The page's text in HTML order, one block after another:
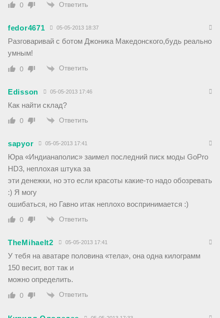
0 Ответить
fedor4671 05-05-2013 18:37
Разговаривай с ботом Джоника Македонского,будь реально
умным!
0 Ответить
Edisson 05-05-2013 17:46
Как найти склад?
0 Ответить
sapyor 05-05-2013 17:41
Юра «Индианаполис» заимел последний писк моды GoPro
HD3, неплохая штука за
эти денежки, но это если красоты какие-то надо обозревать
:) Я могу
ошибаться, но Гавно итак неплохо воспринимается :)
0 Ответить
TheMihaelt2 05-05-2013 17:41
У тебя на аватаре половина «тела», она одна килограмм
150 весит, вот так и
можно определить.
0 Ответить